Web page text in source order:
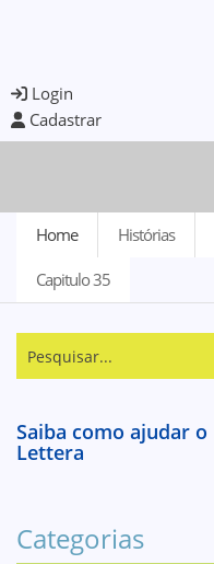
Login
Cadastrar
Home Histórias
Capitulo 35
Saiba como ajudar o
Lettera
Categorias